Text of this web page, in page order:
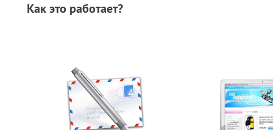
Как это работает?